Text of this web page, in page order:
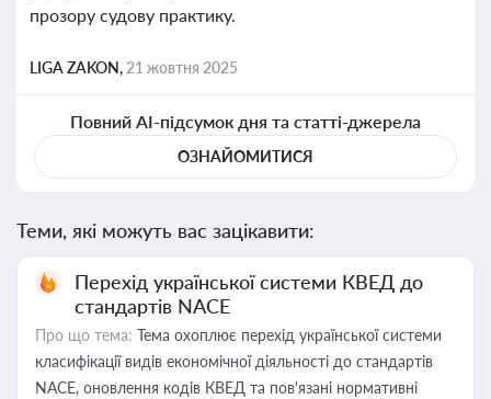
прозору судову практику.
LIGA ZAKON, 21 жовтня 2025
Повний AI-підсумок дня та статті-джерела
ОЗНАЙОМИТИСЯ
Теми, які можуть вас зацікавити:
Перехід української системи КВЕД до
стандартів NACE
Про що тема: Тема охоплює перехід української системи
класифікації видів економічної діяльності до стандартів
NACE, оновлення кодів КВЕД та пов'язані нормативні